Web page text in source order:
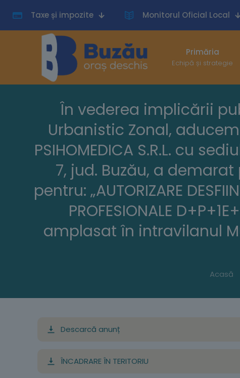
Taxe și impozite Monitorul Oficial Local
Primăria
Echipă și strategie
În vederea implicării
Urbanistic Zonal, aducem
PSIHOMEDICA S.R.L. cu
7, jud. Buzău, a
pentru: „AUTORIZARE
PROFESIONALE
amplasat în intravilanul
Acasă
Descarcă anunț
ÎNCADRARE ÎN TERITORIU